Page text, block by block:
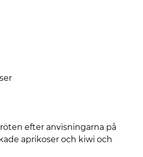
efter anvisningarna på
aprikoser och kiwi och